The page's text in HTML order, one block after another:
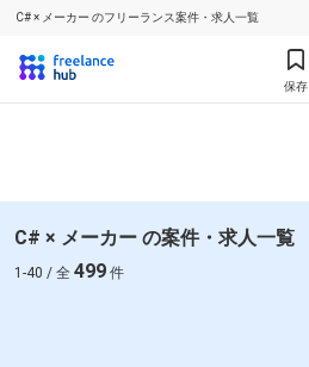
C# × メーカー のフリーランス案件・求人一覧
保存
C# × メーカー の案件・求人一覧
1-40 / 全 499 件